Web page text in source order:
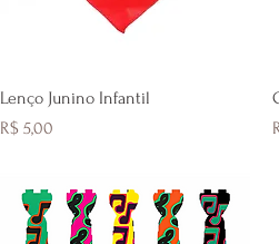
Visualização rápida
Lenço Junino Infantil
Preço
R$ 5,00